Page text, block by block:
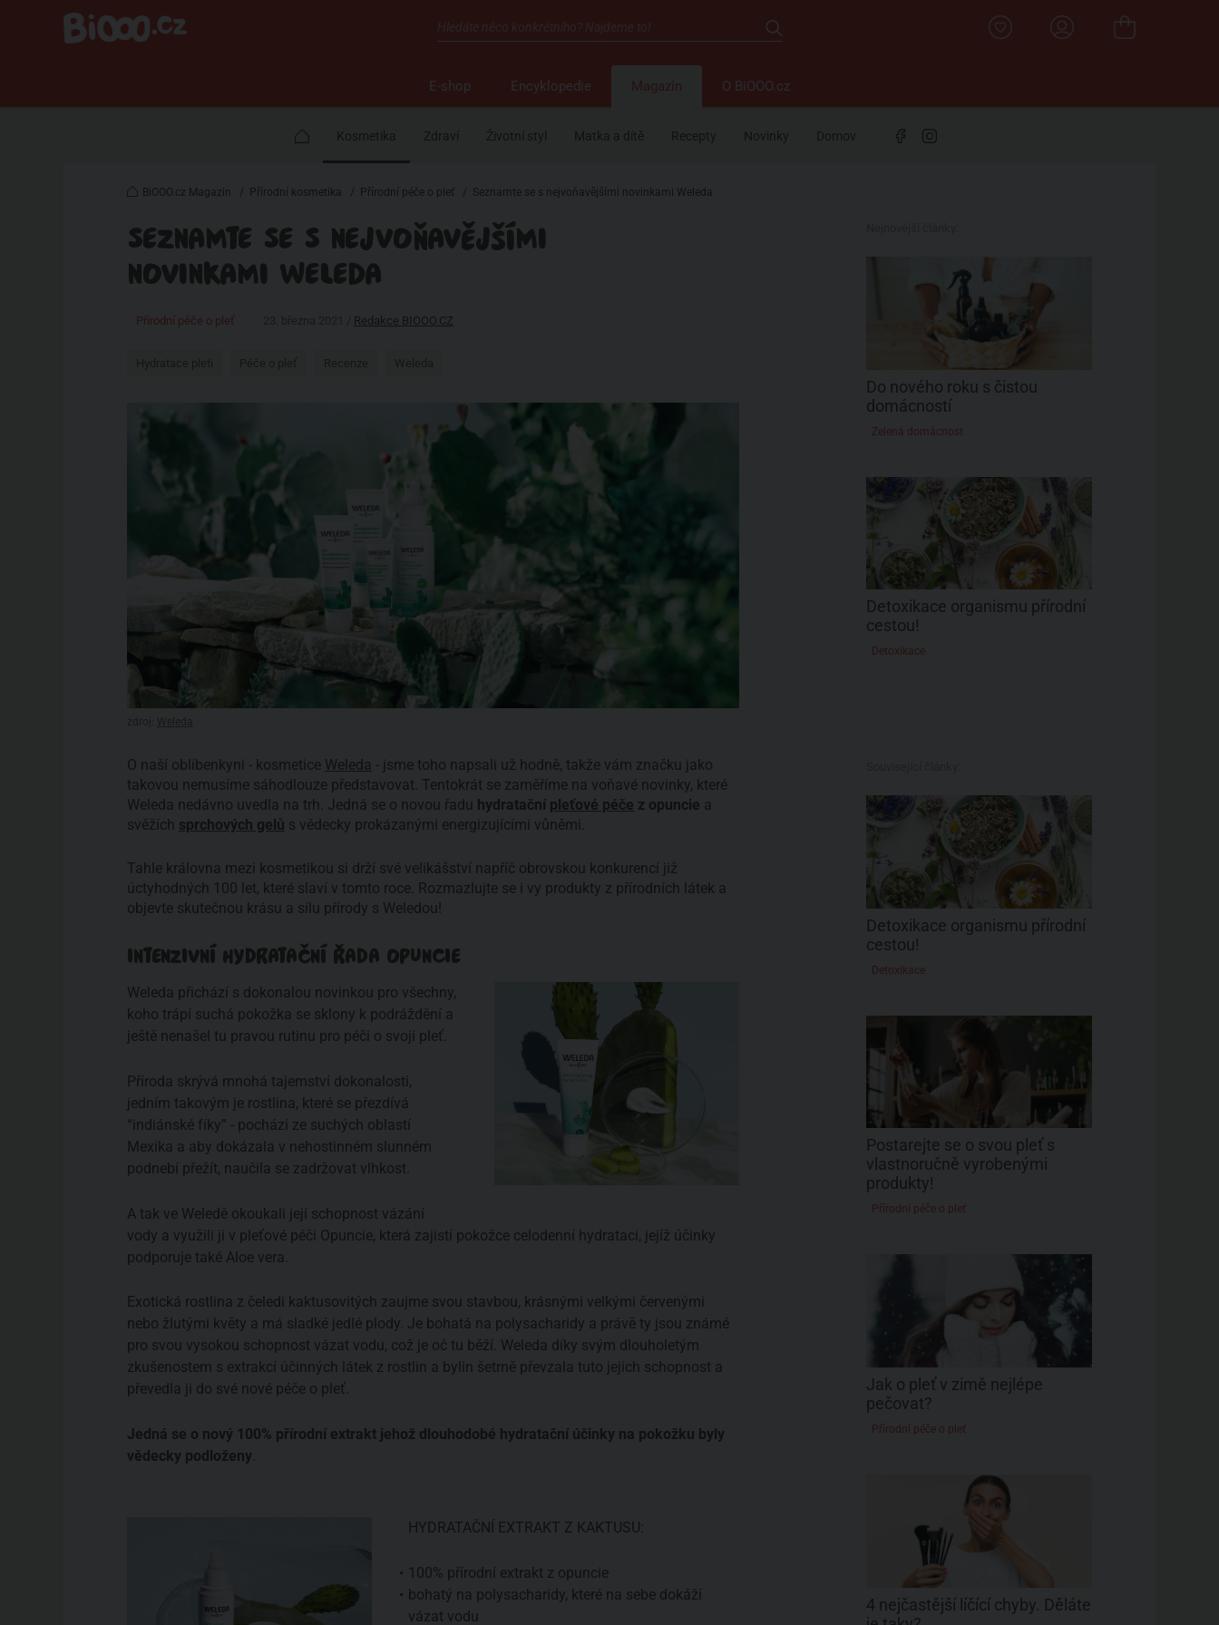
E-shop Encyklopedie Magazín O BiOOO.cz
Kosmetika Zdraví Životní styl Matka a dítě Recepty Novinky Domov
BiOOO.cz Magazin / Přírodní kosmetika / Přírodní péče o pleť / Seznamte se s nejvoňavějšími novinkami Weleda
SEZNAMTE SE S NEJVOŇAVĚJŠÍMI
NOVINKAMI WELEDA
Přírodní péče o pleť Redakce BIOOO.CZ
Hydratace pleti Péče o pleť Recenze Weleda
O naší oblíbenkyni - kosmetice Weleda - jsme toho napsali už hodně, takže vám značku jako
takovou nemusíme sáhodlouze představovat. Tentokrát se zaměříme na voňavé novinky, které
Weleda nedávno uvedla na trh. Jedná se o novou řadu hydratační pleťové péče z opuncie a
svěžích sprchových gelů s vědecky prokázanými energizujícími vůněmi.
Tahle královna mezi kosmetikou si drží své velikášství napříč obrovskou konkurencí již
úctyhodných 100 let, které slaví v tomto roce. Rozmazlujte se i vy produkty z přírodních látek a
objevte skutečnou krásu a sílu přírody s Weledou!
INTENZIVNÍ HYDRATAČNÍ ŘADA OPUNCIE
Weleda přichází s dokonalou novinkou pro všechny,
koho trápí suchá pokožka se sklony k podráždění a
ještě nenašel tu pravou rutinu pro péči o svoji pleť.
Příroda skrývá mnohá tajemství dokonalosti,
jedním takovým je rostlina, které se přezdívá
“indiánské fíky” - pochází ze suchých oblastí
Mexika a aby dokázala v nehostinném slunném
podnebí přežít, naučila se zadržovat vlhkost.
A tak ve Weledě okoukali její schopnost vázání
vody a využili ji v pleťové péči Opuncie, která zajistí pokožce celodenní hydrataci, jejíž účinky
podporuje také Aloe vera.
Exotická rostlina z čeledi kaktusovitých zaujme svou stavbou, krásnými velkými červenými
nebo žlutými květy a má sladké jedlé plody. Je bohatá na polysacharidy a právě ty jsou známé
pro svou vysokou schopnost vázat vodu, což je oč tu běží. Weleda díky svým dlouholetým
zkušenostem s extrakcí účinných látek z rostlin a bylin šetrně převzala tuto jejich schopnost a
převedla ji do své nové péče o pleť.
Jedná se o nový 100% přírodní extrakt jehož dlouhodobé hydratační účinky na pokožku byly
vědecky podloženy
HYDRATAČNÍ EXTRAKT Z KAKTUSU:
100% přírodní extrakt z opuncie
bohatý na polysacharidy, které na sebe dokáží
vázat vodu
Do nového roku s čistou
domácností
Zelená domácnost
Detoxikace organismu přírodní
cestou!
Detoxikace
Detoxikace organismu přírodní
cestou!
Detoxikace
Postarejte se o svou pleť s
vlastnoručně vyrobenými
produkty!
Přírodní péče o pleť
Jak o pleť v zimě nejlépe
pečovat?
Přírodní péče o pleť
4 nejčastější líčící chyby. Děláte